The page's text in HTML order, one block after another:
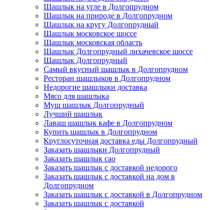
Шашлык на угле в Долгопрудном
Шашлык на природе в Долгопрудном
Шашлык на кругу Долгопрудный
Шашлык московское шоссе
Шашлык московская область
Шашлык Долгопрудный лихачевское шоссе
Шашлык Долгопрудный
Самый вкусный шашлык в Долгопрудном
Ресторан шашлыков в Долгопрудном
Недорогие шашлыки доставка
Мясо для шашлыка
Муш шашлык Долгопрудный
Лучший шашлык
Лаваш шашлык кафе в Долгопрудном
Купить шашлык в Долгопрудном
Круглосуточная доставка еды Долгопрудный
Заказать шашлыки Долгопрудный
Заказать шашлык сао
Заказать шашлык с доставкой недорого
Заказать шашлык с доставкой на дом в
Долгопрудном
Заказать шашлык с доставкой в Долгопрудном
Заказать шашлык с доставкой